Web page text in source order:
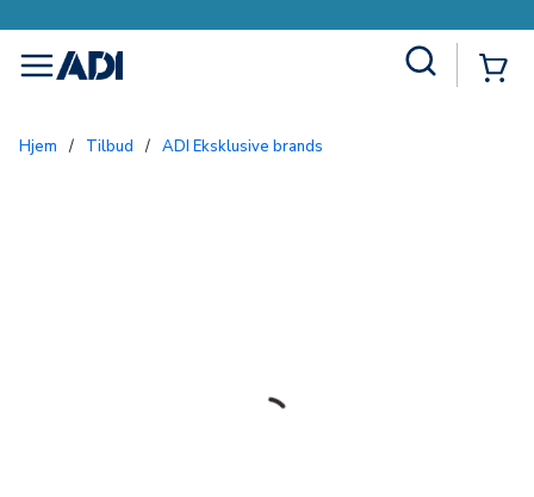
menu
Hjem / Tilbud / ADI Eksklusive brands